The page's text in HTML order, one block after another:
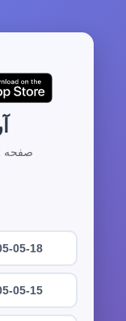
صفحه 1 از 343 | مجموع 3426 آرشیو
05-18
05-15